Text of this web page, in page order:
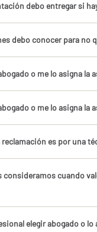
debo entregar si
debo conocer para no
o me lo asigna la
o me lo asigna la
reclamación es por una
consideramos cuando
elegir abogado o